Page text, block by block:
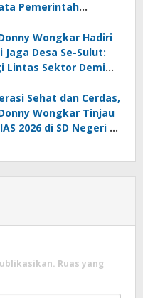
Pemerintah
Wongkar Hadiri
Jaga Desa Se-Sulut:
Lintas Sektor Demi
Sehat dan Cerdas,
Wongkar Tinjau
2026 di SD Negeri 2
Ruas yang